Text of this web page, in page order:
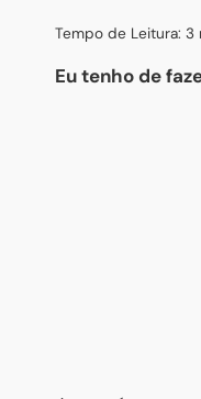
Tempo de Leitura: 3
Eu tenho de